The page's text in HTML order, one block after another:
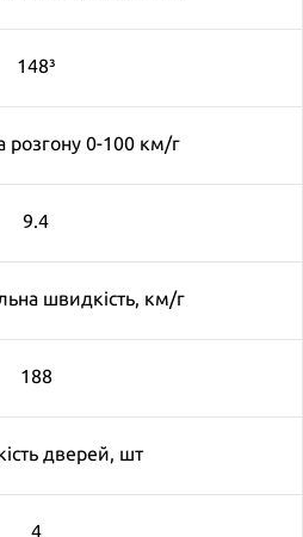
148³
розгону 0-100 км/г
9.4
швидкiсть, км/г
188
дверей, шт
4